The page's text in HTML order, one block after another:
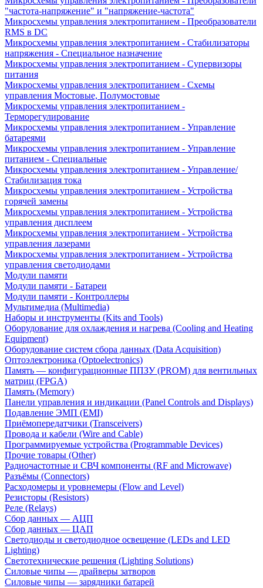
"частота-напряжение" и "напряжение-частота"
Микросхемы управления электропитанием - Преобразователи
RMS в DC
Микросхемы управления электропитанием - Стабилизаторы
напряжения - Специальное назначение
Микросхемы управления электропитанием - Супервизоры
питания
Микросхемы управления электропитанием - Схемы
управления Мостовые, Полумостовые
Микросхемы управления электропитанием -
Терморегулирование
Микросхемы управления электропитанием - Управление
батареями
Микросхемы управления электропитанием - Управление
питанием - Специальные
Микросхемы управления электропитанием - Управление/
Стабилизация тока
Микросхемы управления электропитанием - Устройства
горячей замены
Микросхемы управления электропитанием - Устройства
управления дисплеем
Микросхемы управления электропитанием - Устройства
управления лазерами
Микросхемы управления электропитанием - Устройства
управления светодиодами
Модули памяти
Модули памяти - Батареи
Модули памяти - Контроллеры
Мультимедиа (Multimedia)
Наборы и инструменты (Kits and Tools)
Оборудование для охлаждения и нагрева (Cooling and Heating
Equipment)
Оборудование систем сбора данных (Data Acquisition)
Оптоэлектроника (Optoelectronics)
Память — конфигурационные ППЗУ (PROM) для вентильных
матриц (FPGA)
Память (Memory)
Панели управления и индикации (Panel Controls and Displays)
Подавление ЭМП (EMI)
Приёмопередатчики (Transceivers)
Провода и кабели (Wire and Cable)
Программируемые устройства (Programmable Devices)
Прочие товары (Other)
Радиочастотные и СВЧ компоненты (RF and Microwave)
Разъёмы (Connectors)
Расходомеры и уровнемеры (Flow and Level)
Резисторы (Resistors)
Реле (Relays)
Сбор данных — АЦП
Сбор данных — ЦАП
Светодиоды и светодиодное освещение (LEDs and LED
Lighting)
Светотехнические решения (Lighting Solutions)
Силовые чипы — драйверы затворов
Силовые чипы — зарядники батарей